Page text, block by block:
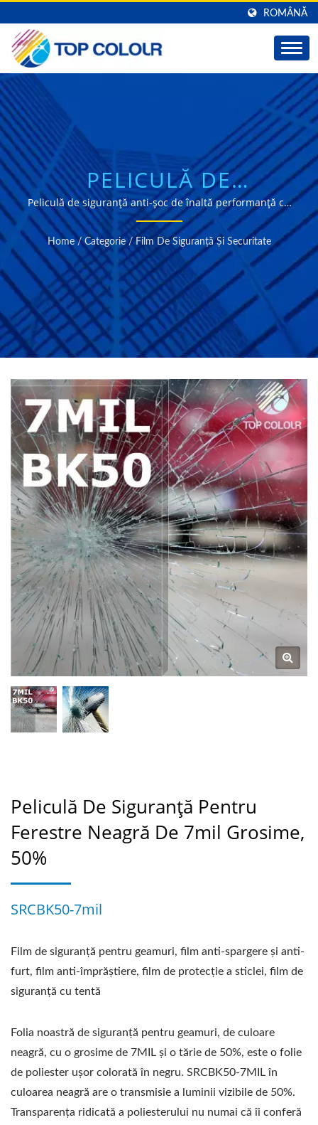
ROMÂNĂ
PELICULĂ DE
SIGURANȚĂ
PROFESIONALĂ DE
7MIL NEAGRĂ PENTRU
PROTECȚIA STICLEI ȘI
SECURITATE
Peliculă de siguranță anti-șoc de înaltă performanță cu
50% transmisie a luminii, construcție din 2 straturi și
calitate garantată de peste 40 de ani de expertiză în
producție de la TOP COLOUR.
Home / Categorie / Film De Siguranță Și Securitate
Peliculă De Siguranță Pentru
Ferestre Neagră De 7mil Grosime,
50%
SRCBK50-7mil
Film de siguranță pentru geamuri, film anti-spargere și anti-
furt, film anti-împrăștiere, film de protecție a sticlei, film de
siguranță cu tentă
Folia noastră de siguranță pentru geamuri, de culoare
neagră, cu o grosime de 7MIL și o tărie de 50%, este o folie
de poliester ușor colorată în negru. SRCBK50-7MIL în
culoarea neagră are o transmisie a luminii vizibile de 50%.
Transparența ridicată a poliesterului nu numai că îi conferă